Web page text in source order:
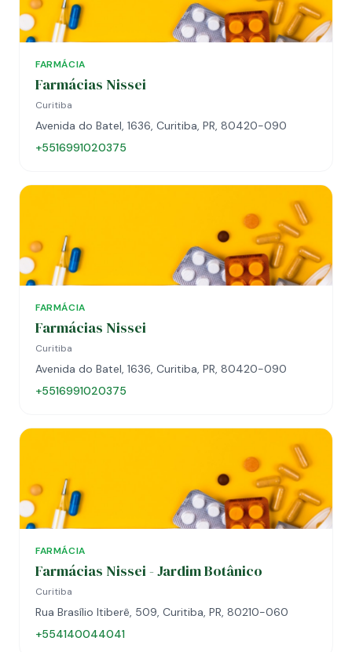
FARMÁCIA
Farmácias Nissei
Curitiba
Avenida do Batel, 1636, Curitiba, PR, 80420-090
+5516991020375
FARMÁCIA
Farmácias Nissei
Curitiba
Avenida do Batel, 1636, Curitiba, PR, 80420-090
+5516991020375
FARMÁCIA
Farmácias Nissei - Jardim Botânico
Curitiba
Rua Brasílio Itiberê, 509, Curitiba, PR, 80210-060
+554140044041